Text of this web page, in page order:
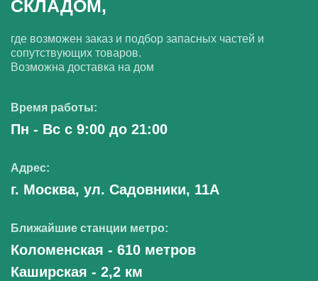
СКЛАДОМ,
где возможен заказ и подбор запасных частей и
сопутствующих товаров.
Возможна доставка на дом
Время работы:
Пн - Вс с 9:00 до 21:00
Адрес:
г. Москва, ул. Садовники, 11А
Ближайшие станции метро:
Коломенская - 610 метров
Каширская - 2,2 км